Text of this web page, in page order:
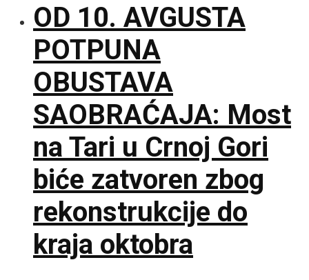
OD 10. AVGUSTA
POTPUNA
OBUSTAVA
SAOBRAĆAJA: Most
na Tari u Crnoj Gori
biće zatvoren zbog
rekonstrukcije do
kraja oktobra